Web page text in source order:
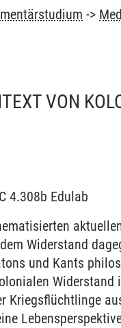
->
VON
4.308b Edulab
Widerstand
und Kants
Widerstand
Kriegsflüchtlinge